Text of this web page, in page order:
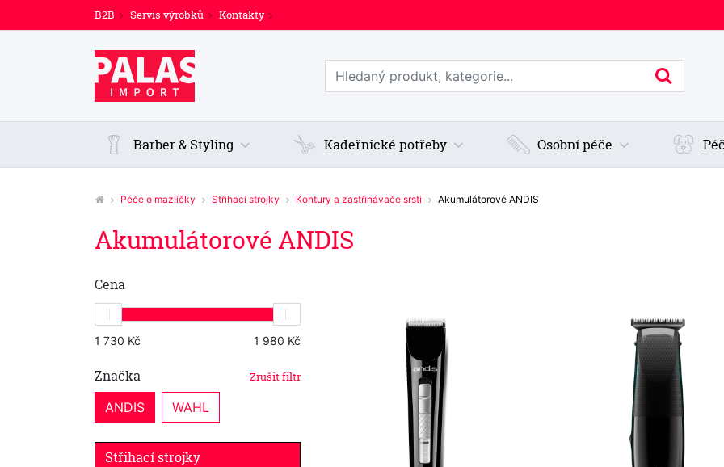
B2B Servis výrobků Kontakty
Prohledat web
Barber & Styling Kadeřnické potřeby Osobní péče
Péče o mazlíčky Střihací strojky Kontury a zastřihávače srsti Akumulátorové ANDIS
Akumulátorové ANDIS
Cena
Značka Zrušit filtr
ANDIS WAHL
Střihací strojky